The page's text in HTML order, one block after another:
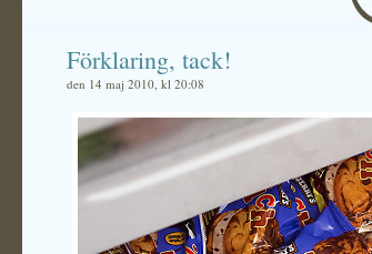
Förklaring, tack!
den 14 maj 2010, kl 20:08